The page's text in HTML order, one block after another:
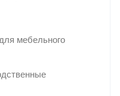
мебельного